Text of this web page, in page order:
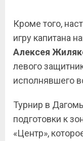
Кроме того,
игру капитана
Алексея
левого
исполнявшего
Турнир в
подготовки к
«Центр»,